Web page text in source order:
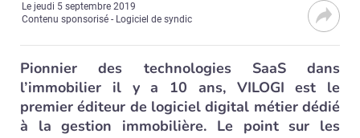
Lejeudi 5 septembre 2019
Contenu sponsorisé - Logiciel de syndic
Pionnier des technologies SaaS dans
l’immobilier il y a 10 ans, VILOGI est le
premier éditeur de logiciel digital métier dédié
à la gestion immobilière. Le point sur les